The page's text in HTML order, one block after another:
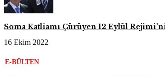
Soma Katliamı Çürüyen 12 Eylül
16 Ekim 2022
E-BÜLTEN